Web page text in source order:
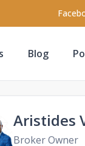
Blog
Aristides
Broker Owner